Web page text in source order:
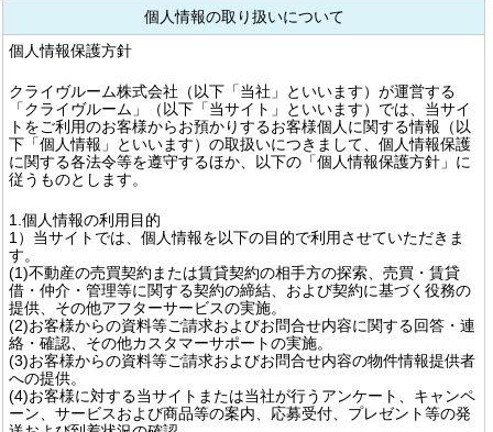
個人情報の取り扱いについて
個人情報保護方針
クライヴルーム株式会社（以下「当社」といいます）が運営する
「クライヴルーム」（以下「当サイト」といいます）では、当サイ
トをご利用のお客様からお預かりするお客様個人に関する情報（以
下「個人情報」といいます）の取扱いにつきまして、個人情報保護
に関する各法令等を遵守するほか、以下の「個人情報保護方針」に
従うものとします。
1.個人情報の利用目的
1）当サイトでは、個人情報を以下の目的で利用させていただきま
す。
(1)不動産の売買契約または賃貸契約の相手方の探索、売買・賃貸
借・仲介・管理等に関する契約の締結、および契約に基づく役務の
提供、その他アフターサービスの実施。
(2)お客様からの資料等ご請求およびお問合せ内容に関する回答・連
絡・確認、その他カスタマーサポートの実施。
(3)お客様からの資料等ご請求およびお問合せ内容の物件情報提供者
への提供。
(4)お客様に対する当サイトまたは当社が行うアンケート、キャンペ
ーン、サービスおよび商品等の案内、応募受付、プレゼント等の発